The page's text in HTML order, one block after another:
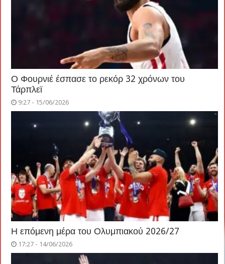
Ο Φουρνιέ έσπασε το ρεκόρ 32 χρόνων του
Τάρπλεϊ
9:27 - 15/06/2026
Η επόμενη μέρα του Ολυμπιακού 2026/27
17:27 - 14/06/2026